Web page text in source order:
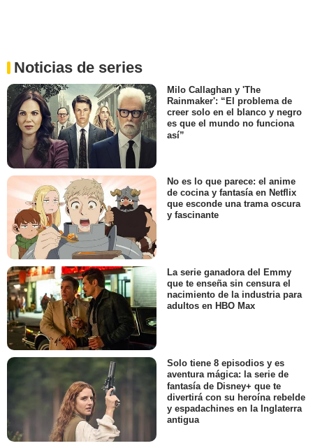
Noticias de series
Milo Callaghan y 'The
Rainmaker': “El problema de
creer solo en el blanco y negro
es que el mundo no funciona
así”
No es lo que parece: el anime
de cocina y fantasía en Netflix
que esconde una trama oscura
y fascinante
La serie ganadora del Emmy
que te enseña sin censura el
nacimiento de la industria para
adultos en HBO Max
Solo tiene 8 episodios y es
aventura mágica: la serie de
fantasía de Disney+ que te
divertirá con su heroína rebelde
y espadachines en la Inglaterra
antigua